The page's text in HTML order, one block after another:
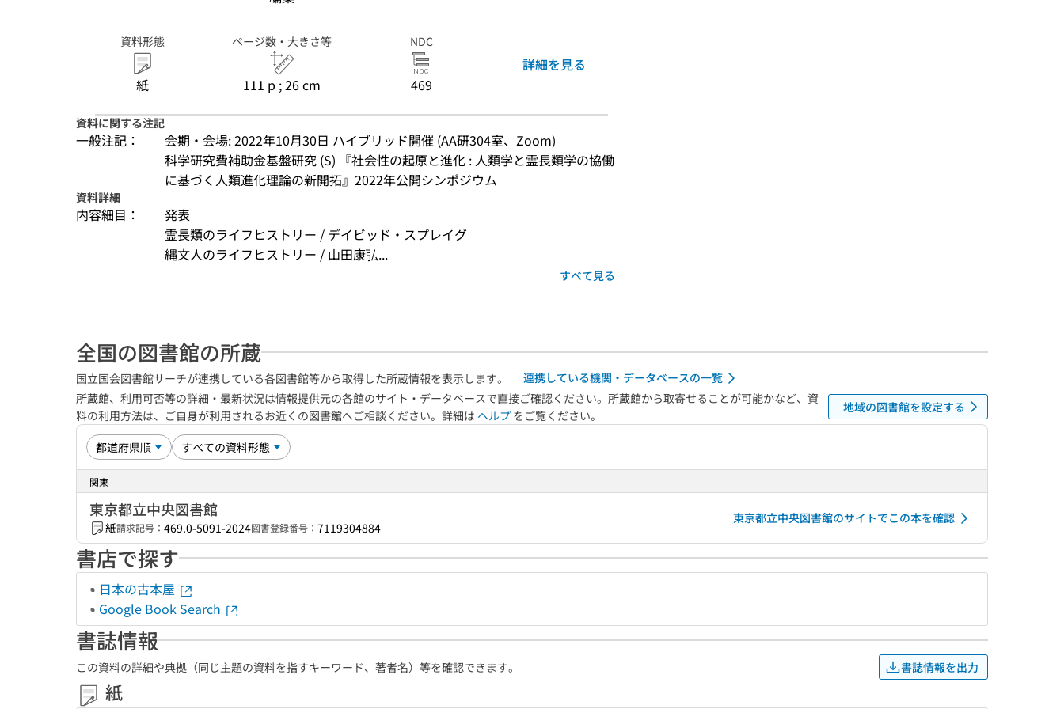
資料形態
紙
ページ数・大きさ等
111 p ; 26 cm
NDC
469
詳細を見る
資料に関する注記
一般注記：
会期・会場: 2022年10月30日 ハイブリッド開催 (AA研304室、Zoom)
科学研究費補助金基盤研究 (S) 『社会性の起原と進化 : 人類学と霊長類学の協働
に基づく人類進化理論の新開拓』2022年公開シンポジウム
資料詳細
内容細目：
発表
霊長類のライフヒストリー / デイビッド・スプレイグ
縄文人のライフヒストリー / 山田康弘...
すべて見る
全国の図書館の所蔵
国立国会図書館サーチが連携している各図書館等から取得した所蔵情報を表示します。
連携している機関・データベースの一覧
所蔵館、利用可否等の詳細・最新状況は情報提供元の各館のサイト・データベースで直接ご確認ください。所蔵館から取寄せることが可能かなど、資
料の利用方法は、ご自身が利用されるお近くの図書館へご相談ください。詳細は ヘルプ をご覧ください。
地域の図書館を設定する
関東
東京都立中央図書館
紙請求記号： 469.0-5091-2024図書登録番号： 7119304884
東京都立中央図書館のサイトでこの本を確認
書店で探す
日本の古本屋
Google Book Search
書誌情報
この資料の詳細や典拠（同じ主題の資料を指すキーワード、著者名）等を確認できます。 書誌情報を出力
紙